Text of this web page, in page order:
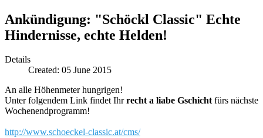
Ankündigung: "Schöckl Classic" Echte
Hindernisse, echte Helden!
Details
Created: 05 June 2015
An alle Höhenmeter hungrigen!
Unter folgendem Link findet Ihrrecht a liabe Gschichtfürs nächste
Wochenendprogramm!
http://www.schoeckel-classic.at/cms/